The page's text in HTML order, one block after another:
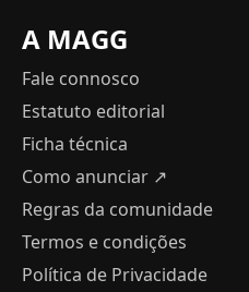
A MAGG
Fale connosco
Estatuto editorial
Ficha técnica
Como anunciar ↗
Regras da comunidade
Termos e condições
Política de Privacidade